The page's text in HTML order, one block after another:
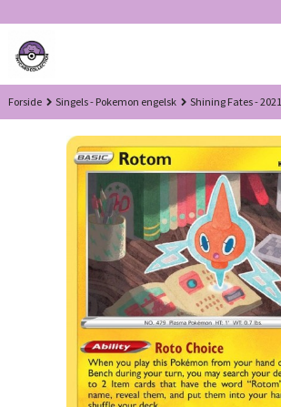
til
innholdet
Forside Singels - Pokemon engelsk Shining Fates - 2021